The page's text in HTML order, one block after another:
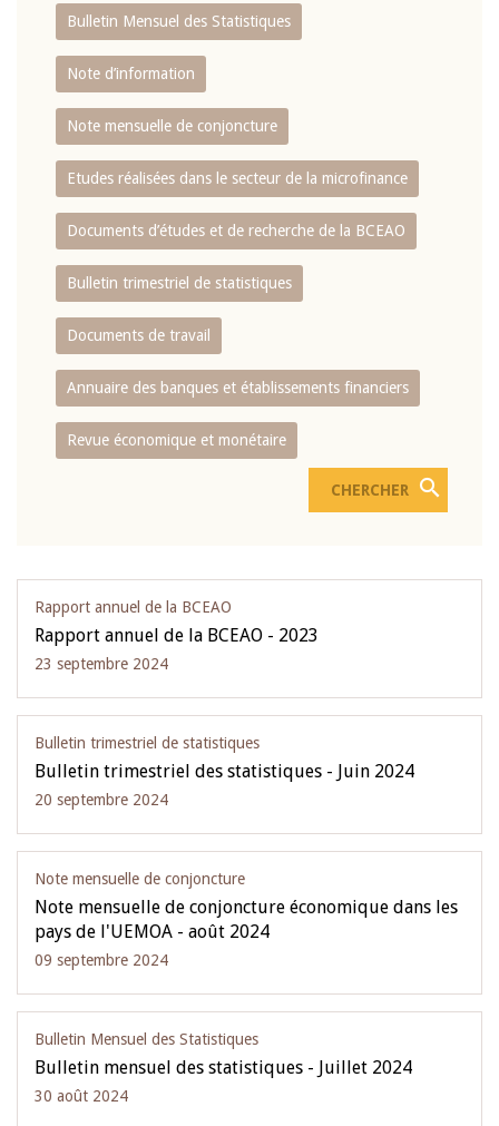
Bulletin Mensuel des Statistiques
Note d’information
Note mensuelle de conjoncture
Etudes réalisées dans le secteur de la microfinance
Documents d’études et de recherche de la BCEAO
Bulletin trimestriel de statistiques
Documents de travail
Annuaire des banques et établissements financiers
Revue économique et monétaire
Rapport annuel de la BCEAO
Rapport annuel de la BCEAO - 2023
23 septembre 2024
Bulletin trimestriel de statistiques
Bulletin trimestriel des statistiques - Juin 2024
20 septembre 2024
Note mensuelle de conjoncture
Note mensuelle de conjoncture économique dans les
pays de l'UEMOA - août 2024
09 septembre 2024
Bulletin Mensuel des Statistiques
Bulletin mensuel des statistiques - Juillet 2024
30 août 2024